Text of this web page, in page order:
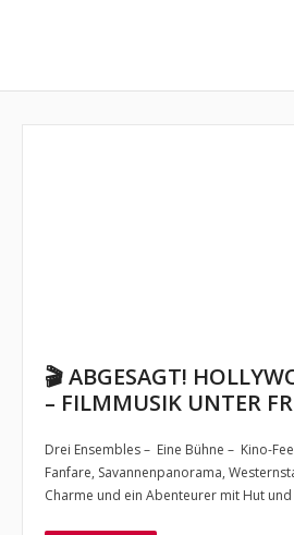
- - Vorstellung
- - Musiker
🎬 ABGESAGT!
– FILMMUSIK UNTER
Drei Ensembles – Eine Bühne – Kino-
Fanfare, Savannenpanorama,
Charme und ein Abenteurer mit Hut